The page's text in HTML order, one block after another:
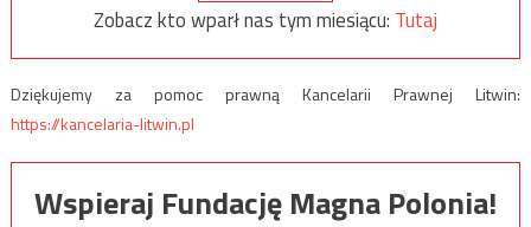
Zobacz kto wparł nas tym miesiącu: Tutaj
Dziękujemy za pomoc prawną Kancelarii Prawnej Litwin:
https://kancelaria-litwin.pl
Wspieraj Fundację Magna Polonia!